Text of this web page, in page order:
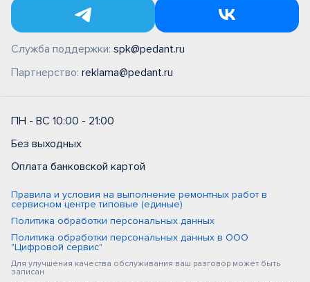
Служба поддержки: spk@pedant.ru
Партнерство: reklama@pedant.ru
ПН - ВС 10:00 - 21:00
Без выходных
Оплата банковской картой
Правила и условия на выполнение ремонтных работ в
сервисном центре типовые (единые)
Политика обработки персональных данных
Политика обработки персональных данных в ООО
"Цифровой сервис"
Для улучшения качества обслуживания ваш разговор может быть
записан